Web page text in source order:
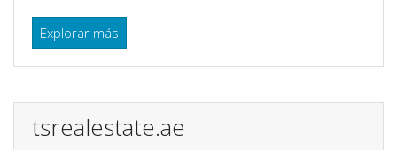
Explorar más
tsrealestate.ae